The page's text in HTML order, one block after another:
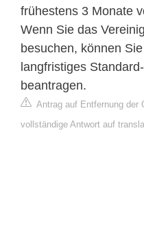
frühestens 3 Monate
Wenn Sie das
besuchen, können
langfristiges
beantragen.
Antrag auf Entfernung der
vollständige Antwort auf